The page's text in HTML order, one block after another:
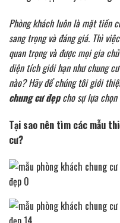
Phòng khách luôn là mặt tiền
sang trọng và đáng giá. Thì
quan trọng và được mọi gia
diện tích giới hạn như chung
nào? Hãy để chúng tôi giới
chung cư đẹpcho sự lựa chọn
Tại sao nên tìm các mẫu
cư?